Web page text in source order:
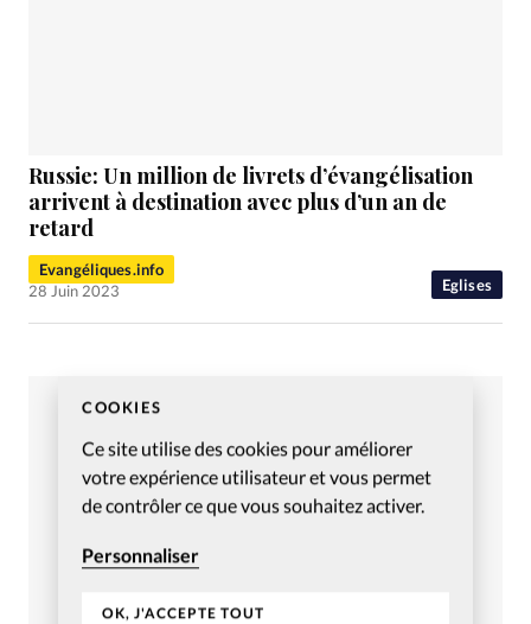
COOKIES
Ce site utilise des cookies pour améliorer
votre expérience utilisateur et vous permet
de contrôler ce que vous souhaitez activer.
Personnaliser
OK, J'ACCEPTE TOUT
Eglises
Russie: Un million de livrets d’évangélisation
arrivent à destination avec plus d’un an de
retard
Evangéliques.info
28 Juin 2023